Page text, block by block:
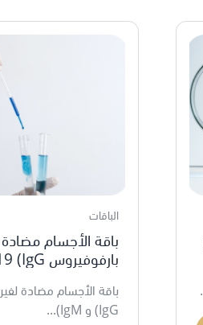
الباقات
باقة الأجسام
بارفوفيروس B19 (IgG و IgM)
(IgG و IgM)...